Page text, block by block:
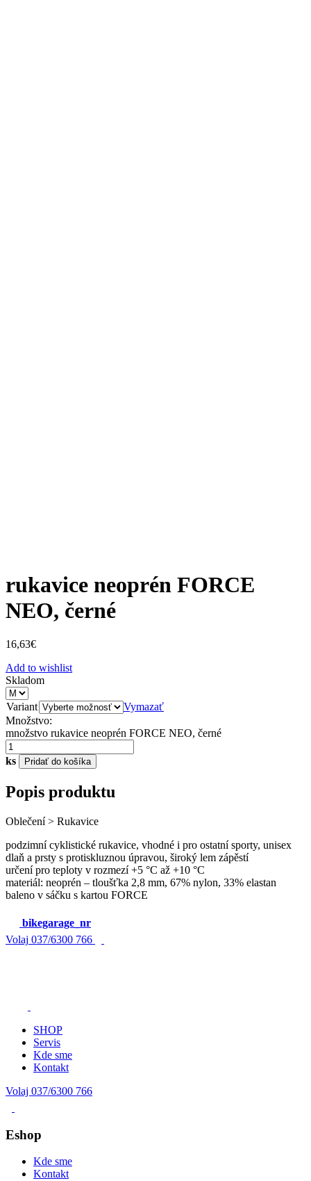
rukavice neoprén FORCE
NEO, černé
16,63€
Add to wishlist
Skladom
Variant
Vymazať
Množstvo:
množstvo rukavice neoprén FORCE NEO, černé
ks Pridať do košíka
Popis produktu
Oblečení > Rukavice
podzimní cyklistické rukavice, vhodné i pro ostatní sporty, unisex
dlaň a prsty s protiskluznou úpravou, široký lem zápěstí
určení pro teploty v rozmezí +5 °C až +10 °C
materiál: neoprén – tloušťka 2,8 mm, 67% nylon, 33% elastan
baleno v sáčku s kartou FORCE
bikegarage_nr
Volaj 037/6300 766
SHOP
Servis
Kde sme
Kontakt
Volaj 037/6300 766
Eshop
Kde sme
Kontakt